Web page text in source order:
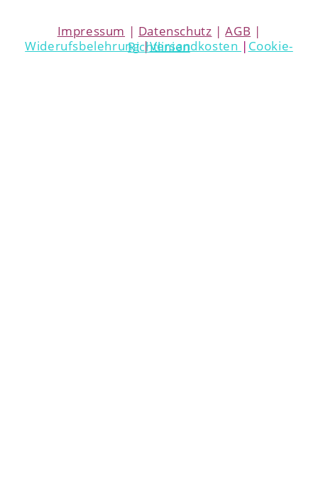
Impressum | Datenschutz |AGB |
Widerufsbelehrung|Versandkosten |
Cookie-Richtlinien